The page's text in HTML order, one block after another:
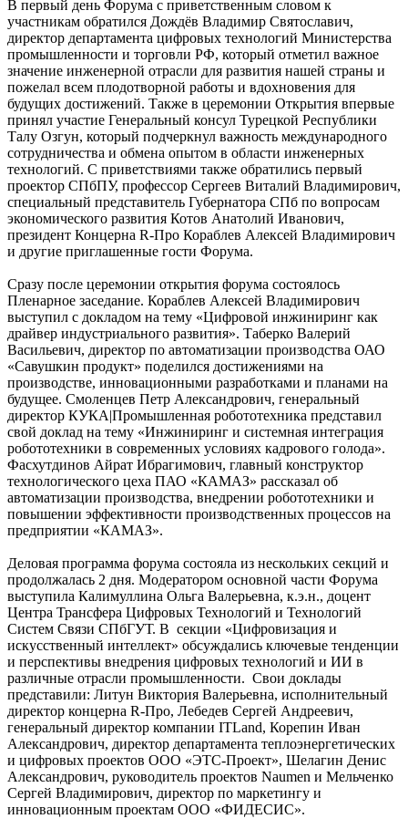
В первый день Форума с приветственным словом к
участникам обратился Дождёв Владимир Святославич,
директор департамента цифровых технологий Министерства
промышленности и торговли РФ, который отметил важное
значение инженерной отрасли для развития нашей страны и
пожелал всем плодотворной работы и вдохновения для
будущих достижений. Также в церемонии Открытия впервые
принял участие Генеральный консул Турецкой Республики
Талу Озгун, который подчеркнул важность международного
сотрудничества и обмена опытом в области инженерных
технологий. С приветствиями также обратились первый
проектор СПбПУ, профессор Сергеев Виталий Владимирович,
специальный представитель Губернатора СПб по вопросам
экономического развития Котов Анатолий Иванович,
президент Концерна R-Про Кораблев Алексей Владимирович
и другие приглашенные гости Форума.
Сразу после церемонии открытия форума состоялось
Пленарное заседание. Кораблев Алексей Владимирович
выступил с докладом на тему «Цифровой инжиниринг как
драйвер индустриального развития». Таберко Валерий
Васильевич, директор по автоматизации производства ОАО
«Савушкин продукт» поделился достижениями на
производстве, инновационными разработками и планами на
будущее. Смоленцев Петр Александрович, генеральный
директор КУКА|Промышленная робототехника представил
свой доклад на тему «Инжиниринг и системная интеграция
робототехники в современных условиях кадрового голода».
Фасхутдинов Айрат Ибрагимович, главный конструктор
технологического цеха ПАО «КАМАЗ» рассказал об
автоматизации производства, внедрении робототехники и
повышении эффективности производственных процессов на
предприятии «КАМАЗ».
Деловая программа форума состояла из нескольких секций и
продолжалась 2 дня. Модератором основной части Форума
выступила Калимуллина Ольга Валерьевна, к.э.н., доцент
Центра Трансфера Цифровых Технологий и Технологий
Систем Связи СПбГУТ. В секции «Цифровизация и
искусственный интеллект» обсуждались ключевые тенденции
и перспективы внедрения цифровых технологий и ИИ в
различные отрасли промышленности. Свои доклады
представили: Литун Виктория Валерьевна, исполнительный
директор концерна R-Про, Лебедев Сергей Андреевич,
генеральный директор компании ITLand, Корепин Иван
Александрович, директор департамента теплоэнергетических
и цифровых проектов ООО «ЭТС-Проект», Шелагин Денис
Александрович, руководитель проектов Naumen и Мельченко
Сергей Владимирович, директор по маркетингу и
инновационным проектам ООО «ФИДЕСИС».